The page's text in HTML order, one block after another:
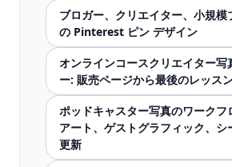
ブロガー、クリエイター、小規模
の Pinterest ピン デザイン
オンラインコースクリエイター写
ー: 販売ページから最後のレッス
ポッドキャスター写真のワークフ
アート、ゲストグラフィック、シ
更新